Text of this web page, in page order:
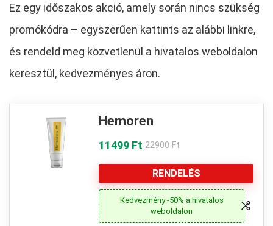
Ez egy időszakos akció, amely során nincs szükség
promókódra – egyszerűen kattints az alábbi linkre,
és rendeld meg közvetlenül a hivatalos weboldalon
keresztül, kedvezményes áron.
Hemoren
11499 Ft 22900 Ft
RENDELÉS
Kedvezmény -50% a hivatalos
weboldalon